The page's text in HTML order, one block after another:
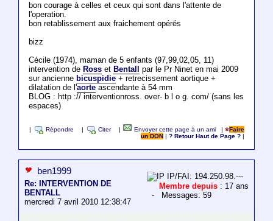
bon courage à celles et ceux qui sont dans l'attente de
l'operation.
bon retablissement aux fraichement opérés
bizz
Cécile (1974), maman de 5 enfants (97,99,02,05, 11)
intervention de Rosset Bentall
par le Pr Ninet en mai 2009
sur ancienne bicuspidie+ retrecissement aortique +
dilatation de l'aorteascendante à 54 mm
BLOG : http :// interventionross. over- b l o g. com/ (sans les
espaces)
Répondre Citer Envoyer cette page à un ami |
Faire
un DON
|? Retour Haut de Page ?
ben1999
Re: INTERVENTION DE
BENTALL
mercredi 7 avril 2010 12:38:47
IP/FAI: 194.250.98.---
Membre depuis : 17 ans
- Messages: 59